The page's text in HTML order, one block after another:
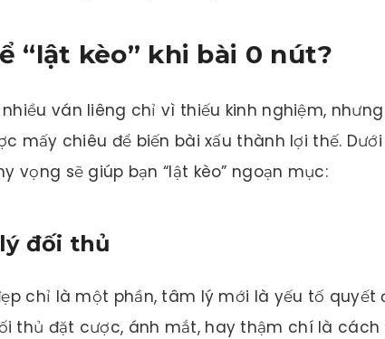
“lật kèo” khi bài 0 nút?
ván liêng chỉ vì thiếu kinh nghiệm, nhưng
mấy chiêu để biến bài xấu thành lợi thế.
vọng sẽ giúp bạn “lật kèo” ngoạn mục:
đối thủ
chỉ là một phần, tâm lý mới là yếu tố quyết
thủ đặt cược, ánh mắt, hay thậm chí là cách